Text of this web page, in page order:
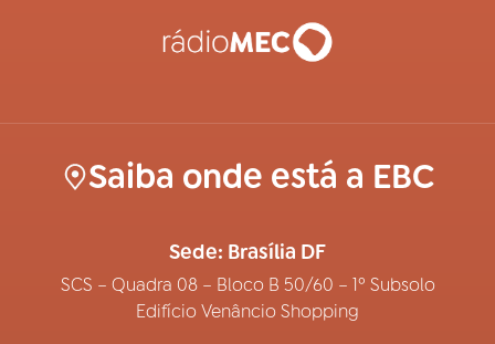
Saiba onde está a EBC
Sede: Brasília DF
SCS – Quadra 08 – Bloco B 50/60 – 1º Subsolo
Edifício Venâncio Shopping